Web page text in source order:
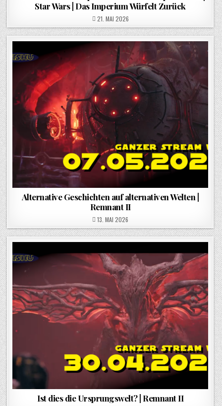
Star Wars | Das Imperium Würfelt Zurück
POSTED ON
21. MAI 2026
Alternative Geschichten auf alternativen Welten |
Remnant II
POSTED ON
13. MAI 2026
Ist dies die Ursprungswelt? | Remnant II